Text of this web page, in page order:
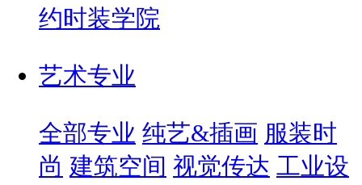
约时装学院
艺术专业
全部专业 纯艺&插画 服装时
尚 建筑空间 视觉传达 工业设